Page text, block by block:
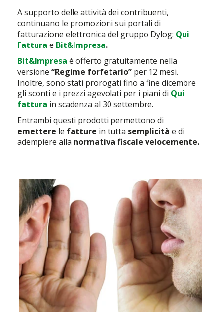
A supporto delle attività dei contribuenti,
continuano le promozioni sui portali di
fatturazione elettronica del gruppo Dylog: Qui
Fattura e Bit&Impresa.
Bit&Impresa è offerto gratuitamente nella
versione “Regime forfetario” per 12 mesi.
Inoltre, sono stati prorogati fino a fine dicembre
gli sconti e i prezzi agevolati per i piani di Qui
fattura in scadenza al 30 settembre.
Entrambi questi prodotti permettono di
emettere le fatture in tutta semplicità e di
adempiere alla normativa fiscale velocemente.